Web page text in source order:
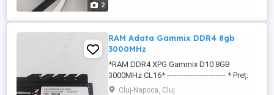
2
RAM Adata Gammix DDR4 8gb
3000MHz
*RAM DDR4 XPG Gammix D10 8GB
3000MHz CL16* ------------------------ * Preț:
200 RON ------------------------ * Brand: XPG
Cluj-Napoca, Cluj